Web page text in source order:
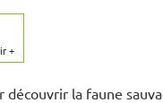
découvrir la faune